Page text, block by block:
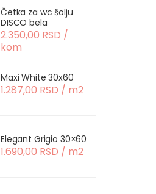
Četka za wc šolju
DISCO bela
2.350,00 RSD /
kom
Maxi White 30x60
1.287,00 RSD / m2
Elegant Grigio 30×60
1.690,00 RSD / m2